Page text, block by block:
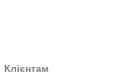
Клієнтам